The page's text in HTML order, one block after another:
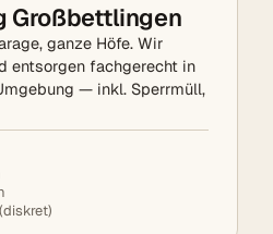
Großbettlingen
ganze Höfe. Wir
entsorgen fachgerecht in
— inkl. Sperrmüll,